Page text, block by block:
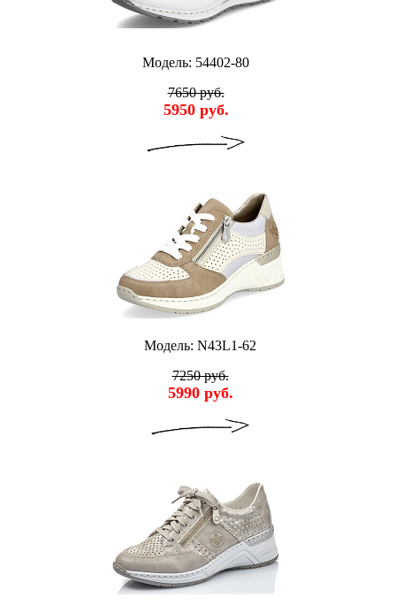
Модель: 54402-80
7650 руб.
5950 руб.
Модель: N43L1-62
7250 руб.
5990 руб.